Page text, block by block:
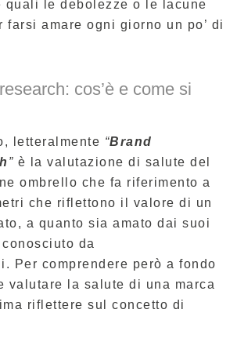
quali le debolezze o le lacune
farsi amare ogni giorno un po’ di
cos’è e come si
letteralmente “Brand
” è la valutazione di salute del
ombrello che fa riferimento a
che riflettono il valore di un
a quanto sia amato dai suoi
da
Per comprendere però a fondo
valutare la salute di una marca
riflettere sul concetto di